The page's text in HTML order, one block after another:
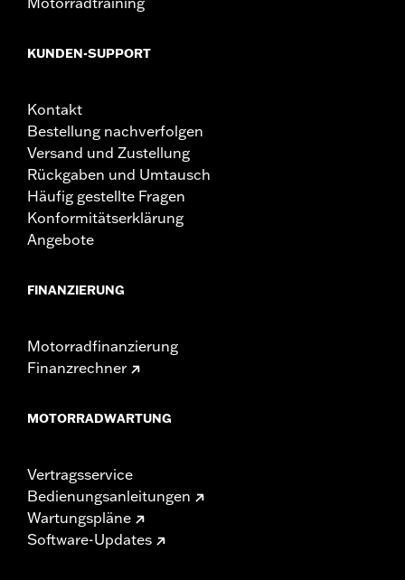
KUNDEN-SUPPORT
Kontakt
Bestellung nachverfolgen
Versand und Zustellung
Rückgaben und Umtausch
Häufig gestellte Fragen
Konformitätserklärung
Angebote
FINANZIERUNG
Motorradfinanzierung
Finanzrechner
MOTORRADWARTUNG
Vertragsservice
Bedienungsanleitungen
Wartungspläne
Software-Updates